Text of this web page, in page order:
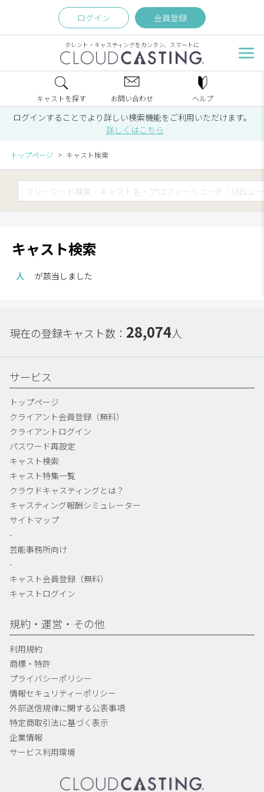
ログイン 会員登録
タレント・キャスティングをカンタン、スマートに
キャストを探す お問い合わせ ヘルプ
ログインすることでより詳しい検索機能をご利用いただけます。
詳しくはこちら
トップページ キャスト検索
キャスト検索
人 が該当しました
現在の登録キャスト数： 28,074人
サービス
トップページ
クライアント会員登録（無料）
クライアントログイン
パスワード再設定
キャスト検索
キャスト特集一覧
クラウドキャスティングとは？
キャスティング報酬シミュレーター
サイトマップ
-
芸能事務所向け
-
キャスト会員登録（無料）
キャストログイン
規約・運営・その他
利用規約
商標・特許
プライバシーポリシー
情報セキュリティーポリシー
外部送信規律に関する公表事項
特定商取引法に基づく表示
企業情報
サービス利用環境